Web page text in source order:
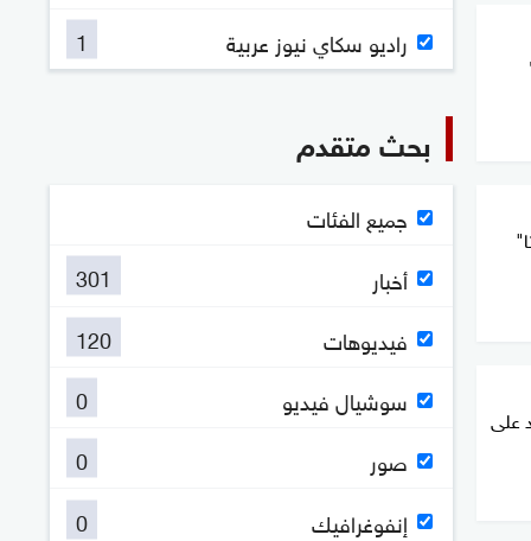
على
راديو سكاي نيوز عربية
1
بحث متقدم
جميع الفئات
أخبار
301
فيديوهات
120
سوشيال فيديو
0
صور
0
إنفوغرافيك
0